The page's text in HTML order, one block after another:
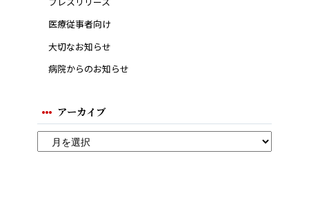
医療従事者向け
大切なお知らせ
病院からのお知らせ
アーカイブ